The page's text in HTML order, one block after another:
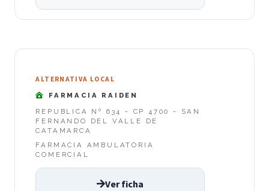
ALTERNATIVA LOCAL
FARMACIA RAIDEN
REPUBLICA Nº 634 - CP 4700 - SAN
FERNANDO DEL VALLE DE
CATAMARCA
FARMACIA AMBULATORIA
COMERCIAL
Ver ficha